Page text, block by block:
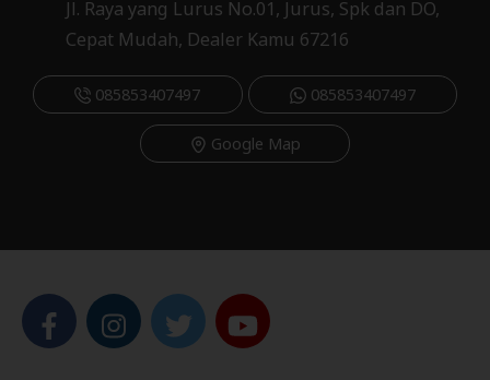
Jl. Raya yang Lurus No.01, Jurus, Spk dan DO,
Cepat Mudah, Dealer Kamu 67216
085853407497 085853407497
Google Map